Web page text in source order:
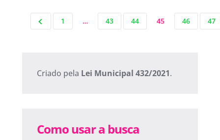
1 … 43 44 45 46 47
Criado pela Lei Municipal 432/2021.
Como usar a busca